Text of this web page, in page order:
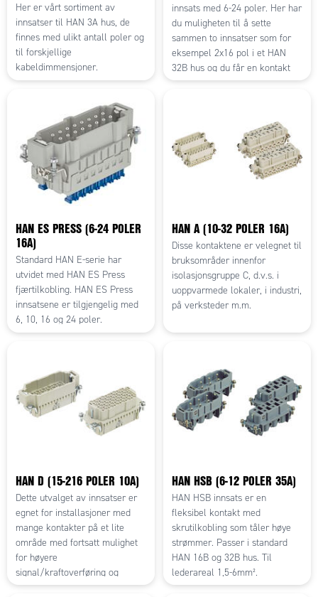
Her er vårt sortiment av
innsatser til HAN 3A hus, de
finnes med ulikt antall poler og
til forskjellige
kabeldimmensjoner.
innsats med 6-24 poler. Her har
du muligheten til å sette
sammen to innsatser som for
eksempel 2x16 pol i et HAN
32B hus og du får en kontakt
med 32 poler.
HAN ES PRESS (6-24 POLER
16A)
Standard HAN E-serie har
utvidet med HAN ES Press
fjærtilkobling. HAN ES Press
innsatsene er tilgjengelig med
6, 10, 16 og 24 poler.
HAN A (10-32 POLER 16A)
Disse kontaktene er velegnet til
bruksområder innenfor
isolasjonsgruppe C, d.v.s. i
uoppvarmede lokaler, i industri,
på verksteder m.m.
HAN D (15-216 POLER 10A)
Dette utvalget av innsatser er
egnet for installasjoner med
mange kontakter på et lite
område med fortsatt mulighet
for høyere
signal/kraftoverføring og
sikrere jordforbindelse gjennom
HAN HSB (6-12 POLER 35A)
HAN HSB innsats er en
fleksibel kontakt med
skrutilkobling som tåler høye
strømmer. Passer i standard
HAN 16B og 32B hus. Til
lederareal 1,5-6mm².